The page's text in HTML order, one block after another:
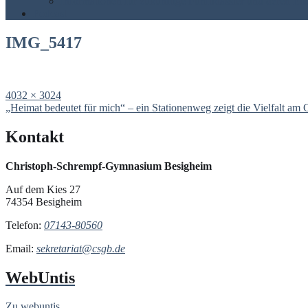
IMG_5417
Full
size
4032 × 3024
Post
„Heimat bedeutet für mich“ – ein Stationenweg zeigt die Vielfalt am
Kontakt
Christoph-Schrempf-Gymnasium Besigheim
Auf dem Kies 27
74354 Besigheim
Telefon: 07143-80560
Email: sekretariat@csgb.de
WebUntis